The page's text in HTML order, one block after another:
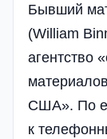
Бывший
(William
агентство
США». По
к